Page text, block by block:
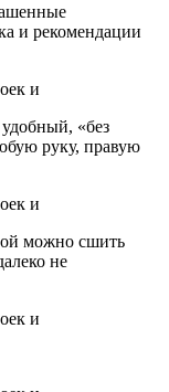
и рекомендации
«без
руку, правую
можно сшить
не